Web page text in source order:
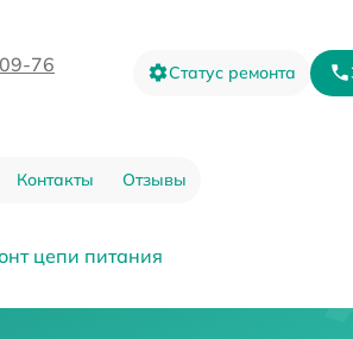
76 Статус ремонта
Контакты Отзывы
цепи питания